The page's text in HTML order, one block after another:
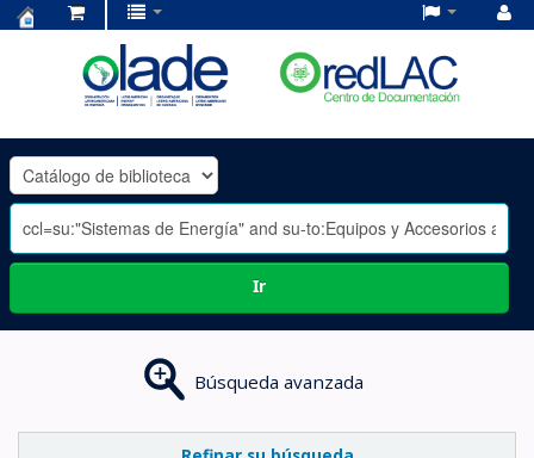
OLADE
-
Ir
Búsqueda avanzada